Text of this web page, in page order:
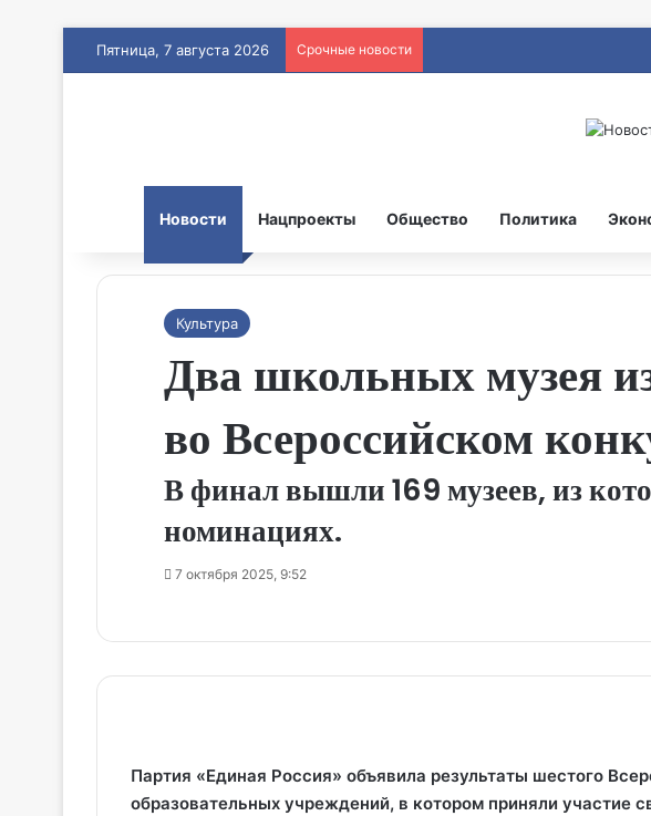
Пятница, 7 августа 2026 Срочные новости
Новости Нацпроекты Общество Политика
Культура
Два школьных музея
во Всероссийском
В финал вышли 169 музеев, из
номинациях.
7 октября 2025, 9:52
Партия «Единая Россия» объявила результаты шестого
образовательных учреждений, в котором приняли участие